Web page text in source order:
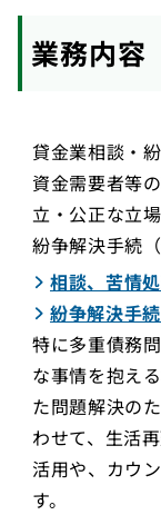
業務内容
貸金業相談・
資金需要者等
立・公正な立
紛争解決手続
相談、苦情
紛争解決手
特に多重債務
な事情を抱え
た問題解決の
わせて、生活
活用や、カウ
す。